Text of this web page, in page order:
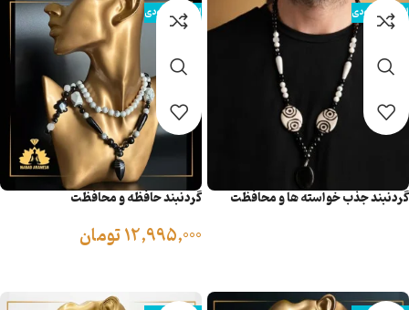
اتمام موجودی
گردنبند جذب خواسته ها و محافظت
اتمام موجودی
گردنبند حافظه و محافظت
12,995,000تومان